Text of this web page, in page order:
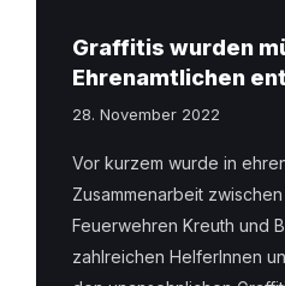
Graffitis wurden
Ehrenamtlichen
28. November 2022
Vor kurzem wurde in
Zusammenarbeit
Feuerwehren Kreuth und
zahlreichen HelferInnen